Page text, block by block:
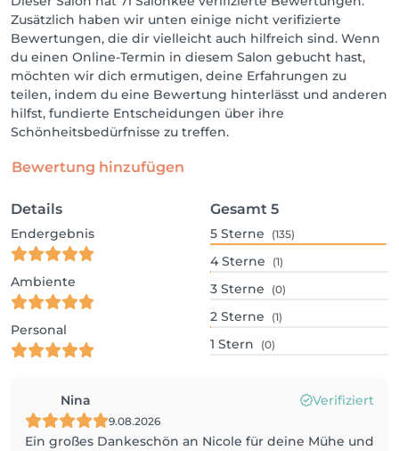
Zusätzlich haben wir unten einige nicht verifizierte
Bewertungen, die dir vielleicht auch hilfreich sind. Wenn
du einen Online-Termin in diesem Salon gebucht hast,
möchten wir dich ermutigen, deine Erfahrungen zu
teilen, indem du eine Bewertung hinterlässt und anderen
hilfst, fundierte Entscheidungen über ihre
Schönheitsbedürfnisse zu treffen.
Bewertung hinzufügen
Details
Endergebnis
Ambiente
Personal
Gesamt 5
5 Sterne (135)
4 Sterne (1)
3 Sterne (0)
2 Sterne (1)
1 Stern (0)
Nina Verifiziert
9.08.2026
Ein großes Dankeschön an Nicole für deine Mühe und